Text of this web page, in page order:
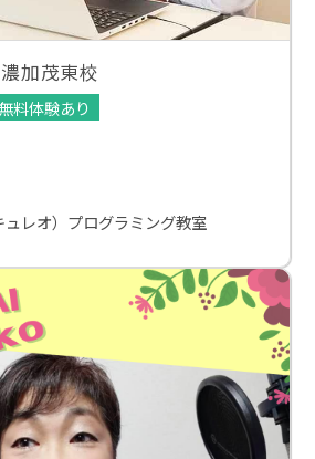
加茂東校
無料体験あり
ュレオ）プログラミング教室